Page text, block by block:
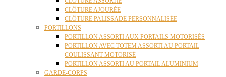
CLÔTURE AJOURÉE
CLÔTURE PALISSADE PERSONNALISÉE
PORTILLONS
PORTILLON ASSORTI AUX PORTAILS MOTORISÉS
PORTILLON AVEC TOTEM ASSORTI AU PORTAIL
COULISSANT MOTORISÉ
PORTILLON ASSORTI AU PORTAIL ALUMINIUM
GARDE-CORPS